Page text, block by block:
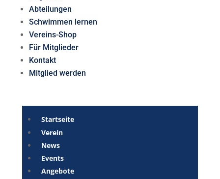
Abteilungen
Schwimmen lernen
Vereins-Shop
Für Mitglieder
Kontakt
Mitglied werden
Startseite
Verein
News
Events
Angebote